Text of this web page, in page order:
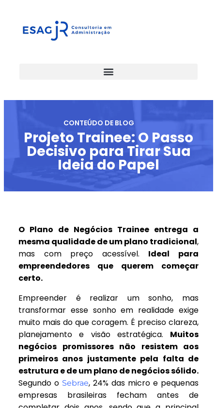
CONTEÚDO DE BLOG
Projeto Trainee: O Passo
Decisivo para Tirar Sua
Ideia do Papel
O Plano de Negócios Trainee entrega a
mesma qualidade de um plano tradicional,
mas com preço acessível. Ideal para
empreendedores que querem começar
certo.
Empreender é realizar um sonho, mas
transformar esse sonho em realidade exige
muito mais do que coragem. É preciso clareza,
planejamento e visão estratégica. Muitos
negócios promissores não resistem aos
primeiros anos justamente pela falta de
estrutura e de um plano de negócios sólido.
Segundo o Sebrae, 24% das micro e pequenas
empresas brasileiras fecham antes de